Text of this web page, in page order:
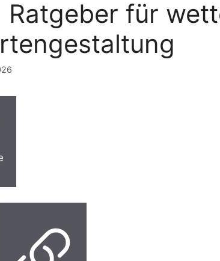
Ratgeber für